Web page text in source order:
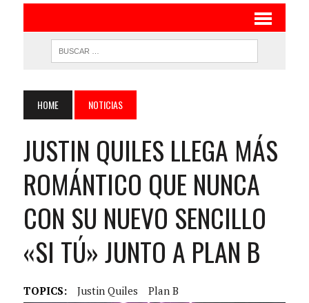
HOME NOTICIAS
JUSTIN QUILES LLEGA MÁS
ROMÁNTICO QUE NUNCA
CON SU NUEVO SENCILLO
«SI TÚ» JUNTO A PLAN B
TOPICS: Justin Quiles Plan B